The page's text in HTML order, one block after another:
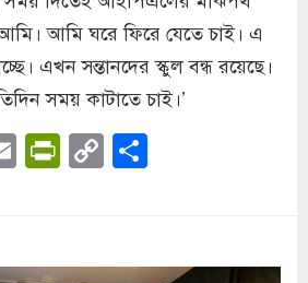
আমি ঘরে ফিরে যেতে চাই। এ
এখন সন্তানদের স্কুল বন্ধ রয়েছে।
সময় কাটাতে চাই।’
EmailPrintFriendly
Copy
Link